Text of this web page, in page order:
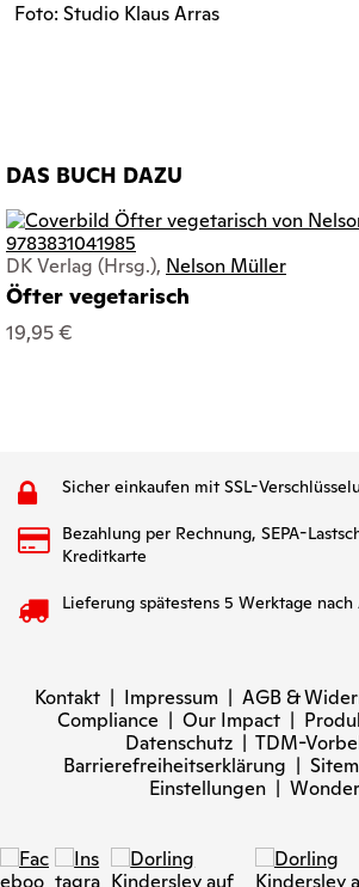
Foto: Studio Klaus Arras
DAS BUCH DAZU
DK Verlag (Hrsg.), Nelson Müller
Öfter vegetarisch
19,95 €
Sicher einkaufen mit SSL-
Bezahlung per Rechnung, SEPA-
Kreditkarte
Lieferung spätestens 5 Werktage
Kontakt | Impressum | AGB &
Compliance | Our Impact |
Datenschutz | TDM-
Barrierefreiheitserklärung |
Einstellungen|